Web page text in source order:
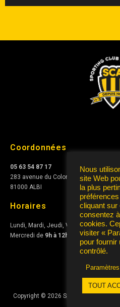
Coordonnées
05 63 54 87 17
283 avenue du Colonel Teyssier
81000 ALBI
Horaires
Lundi, Mardi, Jeudi, Vendredi de10h à
Mercredi de 9h à 12h
Copyright © 2026 Sporting Club
Nous
site Web
la plus
cliquant sur
consentez
cookies.
visiter «
pour fournir
contrôlé.
TOUT